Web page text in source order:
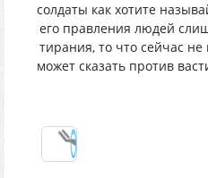
солдаты как хотите
его правления людей
тирания, то что сейчас не
может сказать против